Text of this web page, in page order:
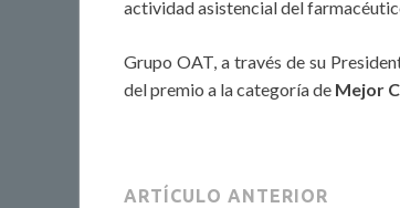
actividad asistencial del
Grupo OAT, a través de su
del premio a la categoría de Mejor
ARTÍCULO ANTERIOR